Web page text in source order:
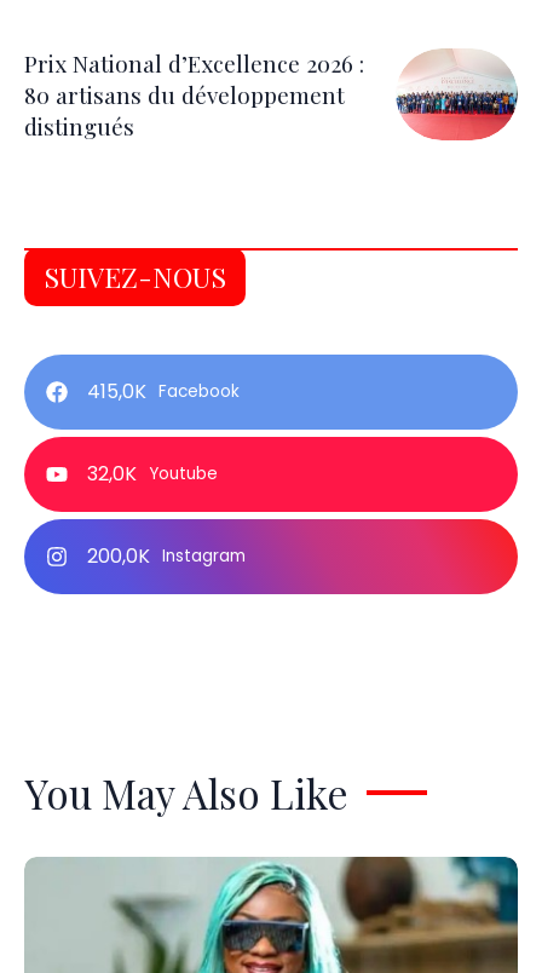
Prix National d’Excellence 2026 :
80 artisans du développement
distingués
SUIVEZ-NOUS
415,0K Facebook
32,0K Youtube
200,0K Instagram
You May Also Like